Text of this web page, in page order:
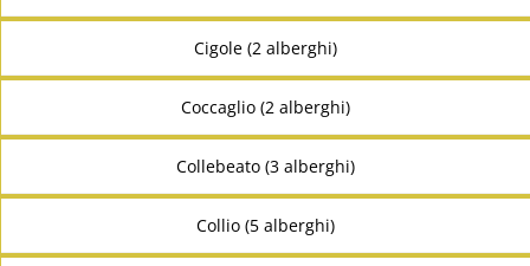
Cigole (2 alberghi)
Coccaglio (2 alberghi)
Collebeato (3 alberghi)
Collio (5 alberghi)